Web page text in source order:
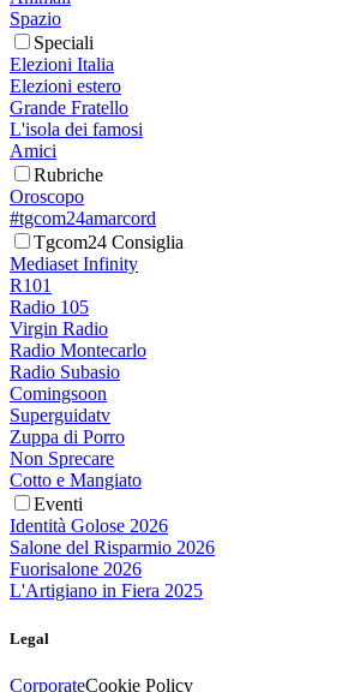
Spazio
Speciali
Elezioni Italia
Elezioni estero
Grande Fratello
L'isola dei famosi
Amici
Rubriche
Oroscopo
#tgcom24amarcord
Tgcom24 Consiglia
Mediaset Infinity
R101
Radio 105
Virgin Radio
Radio Montecarlo
Radio Subasio
Comingsoon
Superguidatv
Zuppa di Porro
Non Sprecare
Cotto e Mangiato
Eventi
Identità Golose 2026
Salone del Risparmio 2026
Fuorisalone 2026
L'Artigiano in Fiera 2025
Legal
CorporateCookie Policy